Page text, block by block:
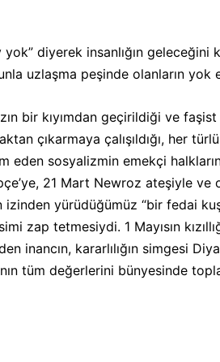
diyerek insanlığın
uzlaşma peşinde olanların
bir kıyımdan geçirildiği ve
çıkarmaya çalışıldığı, her
eden sosyalizmin emekçi
21 Mart Newroz ateşiyle
izinden yürüdüğümüz “bir fedai
zap tetmesiydi. 1 Mayısın
inancın, kararlılığın simgesi
tüm değerlerini bünyesinde